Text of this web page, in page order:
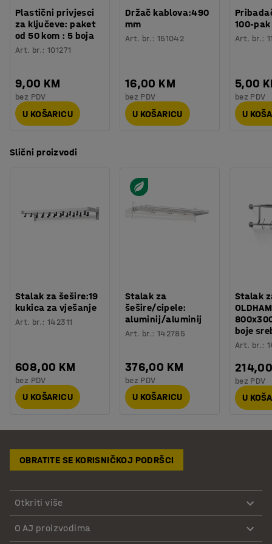
Plastični privjesci
za ključeve: paket
od 50 kom : 5 boja
Art. br.:101271
9,00 KM
bez PDV
U KOŠARICU
Držač kablova:490
mm
Art. br.: 151042
16,00 KM
bez PDV
U KOŠARICU
100-pak
Art. br.:
5,00
bez PDV
U
Slični proizvodi
Stalak za šešire:19
kukica za vješanje
Art. br.:142311
608,00 KM
bez PDV
U KOŠARICU
Stalak za
šešire/cipele:
aluminij/aluminij
Art. br.: 142785
376,00 KM
bez PDV
U KOŠARICU
Stalak
boje
Art. br.:
bez PDV
U
OBRATITE SE KORISNIČKOJ PODRŠCI
Otkriti više
O AJ proizvodima